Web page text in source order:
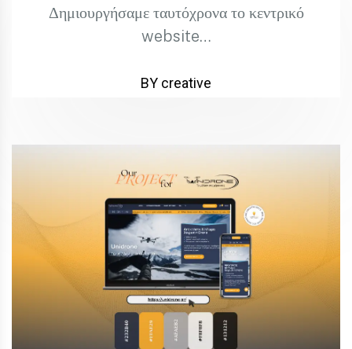
Δημιουργήσαμε ταυτόχρονα το κεντρικό
website…
BY creative